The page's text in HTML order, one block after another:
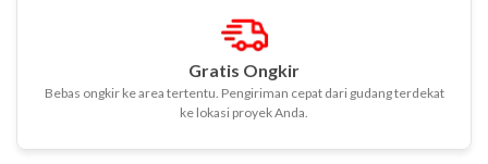
Gratis Ongkir
Bebas ongkir ke area tertentu. Pengiriman cepat dari gudang terdekat
ke lokasi proyek Anda.